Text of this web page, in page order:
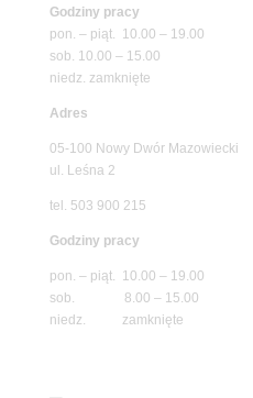
Godziny pracy
pon. – piąt. 10.00 – 19.00
sob. 10.00 – 15.00
niedz. zamknięte
Adres
05-100 Nowy Dwór Mazowiecki
ul. Leśna 2
tel. 503 900 215
Godziny pracy
pon. – piąt. 10.00 – 19.00
sob. 8.00 – 15.00
niedz. zamknięte